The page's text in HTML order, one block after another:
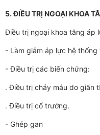
5. ĐIỀU TRỊ NGOẠI KHOA
Điều trị ngoại khoa tăng áp
- Làm giảm áp lực hệ
- Điều trị các biến chứng:
. Điều trị chảy máu do giãn
. Điều trị cổ trướng.
- Ghép gan